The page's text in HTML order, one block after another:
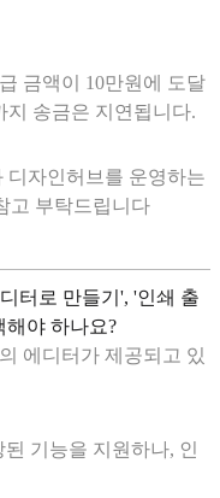
금액이 10만원에 도달
지 송금은 지연됩니다.
디자인허브를 운영하는
고 부탁드립니다
터로 만들기', '인쇄 출
해야 하나요?
에디터가 제공되고 있
된 기능을 지원하나, 인